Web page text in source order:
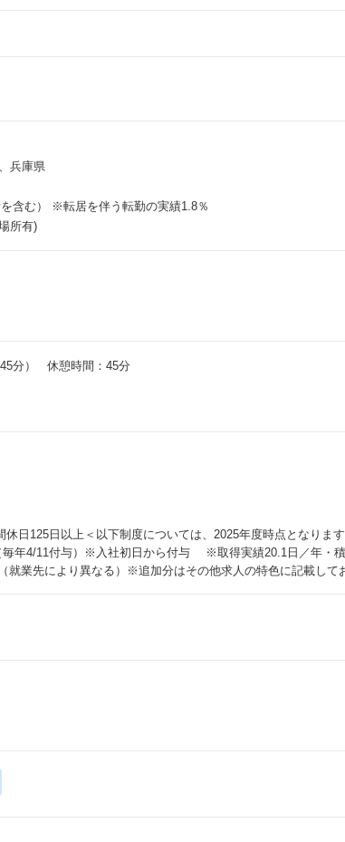
兵庫県
含む） ※転居を伴う転勤の実績1.8％
所有)
分） 休憩時間：45分
日125日以上＜以下制度については、2025年度時点となりま
年4/11付与）※入社初日から付与 ※取得実績20.1日／年・
就業先により異なる）※追加分はその他求人の特色に記載して